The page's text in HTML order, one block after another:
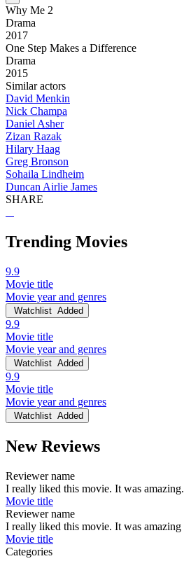
Why Me 2
Drama
2017
One Step Makes a Difference
Drama
2015
Similar actors
David Menkin
Nick Champa
Daniel Asher
Zizan Razak
Hilary Haag
Greg Bronson
Sohaila Lindheim
Duncan Airlie James
SHARE
Trending Movies
9.9
Movie title
Movie year and genres
Watchlist Added
9.9
Movie title
Movie year and genres
Watchlist Added
9.9
Movie title
Movie year and genres
Watchlist Added
New Reviews
Reviewer name
I really liked this movie. It was amazing.
Movie title
Reviewer name
I really liked this movie. It was amazing
Movie title
Categories